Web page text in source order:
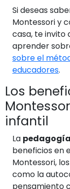
Si deseas
Montessori y
casa, te invito
aprender
sobre el
educadores.
Los
infantil
La
beneficios en
Montessori,
como la
pensamiento